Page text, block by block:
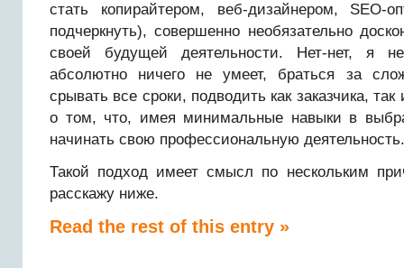
стать копирайтером, веб-дизайнером, SEO-
подчеркнуть), совершенно необязательно
своей будущей деятельности. Нет-нет, я
абсолютно ничего не умеет, браться за
срывать все сроки, подводить как заказчика,
о том, что, имея минимальные навыки в
начинать свою профессиональную деятельность.
Такой подход имеет смысл по нескольким
расскажу ниже.
Read the rest of this entry »